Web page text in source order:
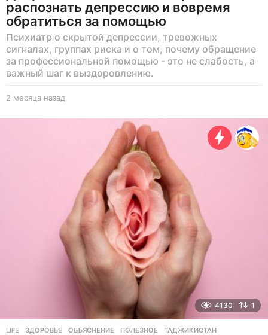
распознать депрессию и вовремя
обратиться за помощью
Психиатр о скрытой депрессии, тревожных
сигналах, группах риска и о том, почему обращение
за профессиональной помощью - это не слабость, а
важный шаг к выздоровлению.
2 месяца назад
е
а
д
4130 1
LIFE ЗДОРОВЬЕ ,ОБЪЯСНЕНИЕ ,ПОЛЕЗНОЕ ,ТАДЖИКИСТАН